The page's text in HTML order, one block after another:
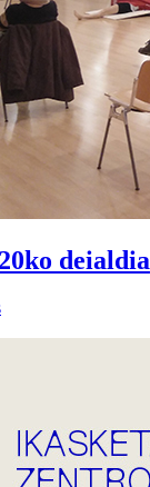
deialdia